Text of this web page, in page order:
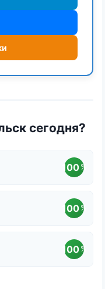
сегодня?
100 %
100 %
100 %